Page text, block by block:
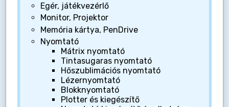
Egér, játékvezérlő
Monitor, Projektor
Memória kártya, PenDrive
Nyomtató
Mátrix nyomtató
Tintasugaras nyomtató
Hőszublimációs nyomtató
Lézernyomtató
Blokknyomtató
Plotter és kiegészítő